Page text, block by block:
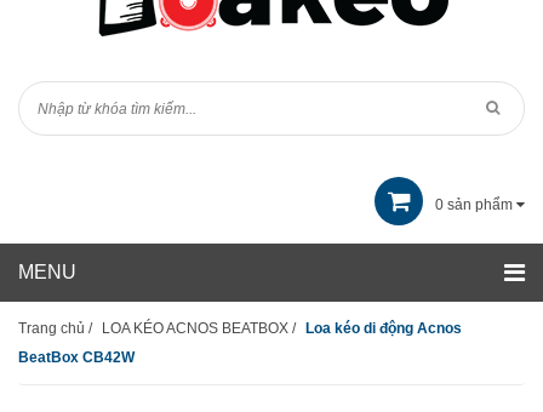
0 sản phẩm
Trang chủ / LOA KÉO ACNOS BEATBOX /
Loa kéo di động Acnos
BeatBox CB42W